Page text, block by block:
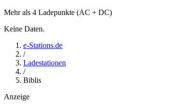
Mehr als 4 Ladepunkte (AC + DC)
Keine Daten.
e-Stations.de
/
Ladestationen
/
Biblis
Anzeige